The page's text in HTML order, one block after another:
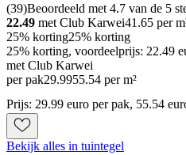
(39)Beoordeeld met 4.7 van de 5
22.49 met Club Karwei41.65 per
25% korting25% korting
25% korting, voordeelprijs: 22.49
met Club Karwei
per pak29.9955.54 per m²
Prijs: 29.99 euro per pak, 55.54
Bekijk alles in tuintegel